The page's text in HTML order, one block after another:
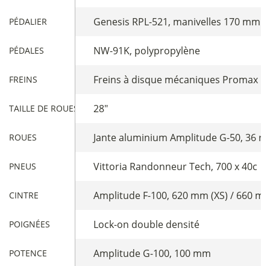
PÉDALIER Genesis RPL-521, manivelles 170 mm
PÉDALES NW-91K, polypropylène
FREINS Freins à disque mécaniques Promax
TAILLE DE ROUES 28"
ROUES Jante aluminium Amplitude G-50, 36
PNEUS Vittoria Randonneur Tech, 700 x 40c
CINTRE Amplitude F-100, 620 mm (XS) / 660
POIGNÉES Lock-on double densité
POTENCE Amplitude G-100, 100 mm